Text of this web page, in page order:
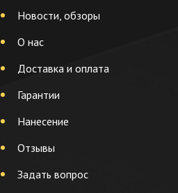
Новости, обзоры
О нас
Доставка и оплата
Гарантии
Нанесение
Отзывы
Задать вопрос